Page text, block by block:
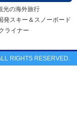
光の海外旅行
発スキー＆スノーボード
ライナー
RIGHTS RESERVED.